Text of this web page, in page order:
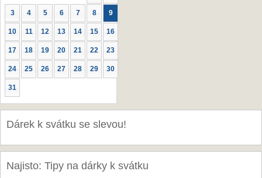
3 4 5 6 7 8 9
10 11 12 13 14 15 16
17 18 19 20 21 22 23
24 25 26 27 28 29 30
31
Dárek k svátku se slevou!
Najisto: Tipy na dárky k svátku